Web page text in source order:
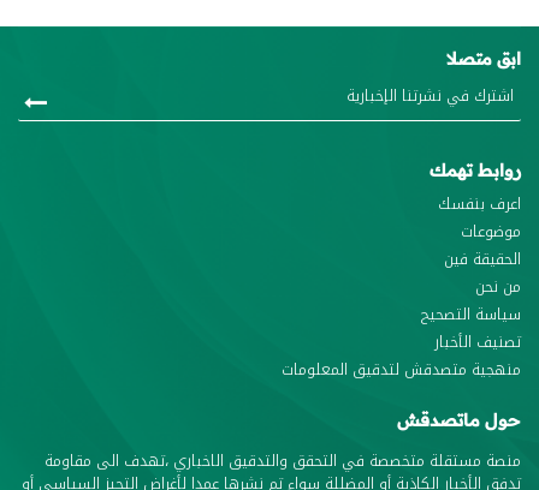
ابق متصلا
روابط تهمك
اعرف بنفسك
موضوعات
الحقيقة فين
من نحن
سياسة التصحيح
تصنيف الأخبار
منهجية متصدقش لتدقيق المعلومات
حول ماتصدقش
منصة مستقلة متخصصة في التحقق والتدقيق الاخباري ،تهدف الى مقاومة
تدفق الأخبار الكاذبة أو المضللة سواء تم نشرها عمدا لأغراض التحيز السياسي أو